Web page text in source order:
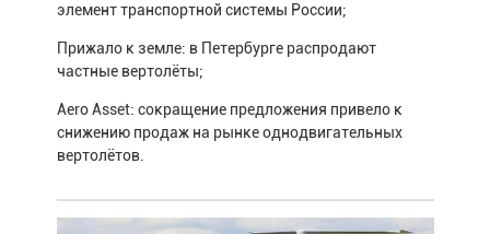
элемент транспортной системы России;
Прижало к земле: в Петербурге распродают
частные вертолёты;
Aero Asset: сокращение предложения привело к
снижению продаж на рынке однодвигательных
вертолётов.